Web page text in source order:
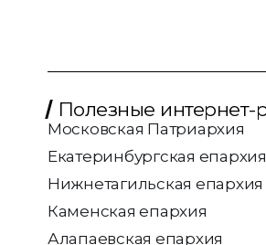
Полезные интернет-
Московская Патриархия
Екатеринбургская епархия
Нижнетагильская епархия
Каменская епархия
Алапаевская епархия